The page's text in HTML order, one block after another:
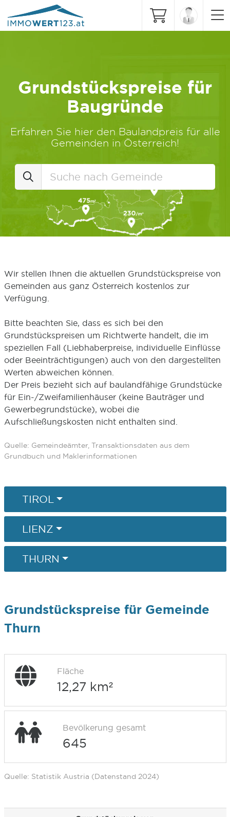
Grundstückspreise für
Baugründe
Erfahren Sie hier den Baulandpreis für alle
Gemeinden in Österreich!
Wir stellen Ihnen die aktuellen Grundstückspreise von
Gemeinden aus ganz Österreich kostenlos zur
Verfügung.
Bitte beachten Sie, dass es sich bei den
Grundstückspreisen um Richtwerte handelt, die im
speziellen Fall (Liebhaberpreise, individuelle Einflüsse
oder Beeinträchtigungen) auch von den dargestellten
Werten abweichen können.
Der Preis bezieht sich auf baulandfähige Grundstücke
für Ein-/Zweifamilienhäuser (keine Bauträger und
Gewerbegrundstücke), wobei die
Aufschließungskosten nicht enthalten sind.
Quelle: Gemeindeämter, Transaktionsdaten aus dem
Grundbuch und Maklerinformationen
TIROL
LIENZ
THURN
Grundstückspreise für Gemeinde
Thurn
Fläche
12,27 km²
Bevölkerung gesamt
645
Quelle: Statistik Austria (Datenstand 2024)